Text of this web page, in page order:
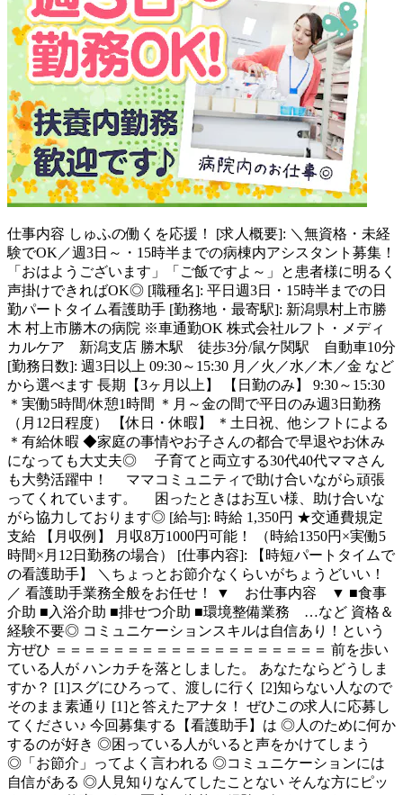
仕事内容 しゅふの働くを応援！ [求人概要]: ＼無資格・未経
験でOK／週3日～・15時半までの病棟内アシスタント募集！
「おはようございます」「ご飯ですよ～」と患者様に明るく
声掛けできればOK◎ [職種名]: 平日週3日・15時半までの日
勤パートタイム看護助手 [勤務地・最寄駅]: 新潟県村上市勝
木 村上市勝木の病院 ※車通勤OK 株式会社ルフト・メディ
カルケア 新潟支店 勝木駅 徒歩3分/鼠ケ関駅 自動車10分
[勤務日数]: 週3日以上 09:30～15:30 月／火／水／木／金 など
から選べます 長期【3ヶ月以上】 【日勤のみ】 9:30～15:30
＊実働5時間/休憩1時間 ＊月～金の間で平日のみ週3日勤務
（月12日程度） 【休日・休暇】 ＊土日祝、他シフトによる
＊有給休暇 ◆家庭の事情やお子さんの都合で早退やお休み
になっても大丈夫◎ 子育てと両立する30代40代ママさん
も大勢活躍中！ ママコミュニティで助け合いながら頑張
ってくれています。 困ったときはお互い様、助け合いな
がら協力しております◎ [給与]: 時給 1,350円 ★交通費規定
支給 【月収例】 月収8万1000円可能！ （時給1350円×実働5
時間×月12日勤務の場合） [仕事内容]: 【時短パートタイムで
の看護助手】 ＼ちょっとお節介なくらいがちょうどいい！
／ 看護助手業務全般をお任せ！ ▼ お仕事内容 ▼ ■食事
介助 ■入浴介助 ■排せつ介助 ■環境整備業務 …など 資格＆
経験不要◎ コミュニケーションスキルは自信あり！という
方ぜひ ＝＝＝＝＝＝＝＝＝＝＝＝＝＝＝＝＝＝＝ 前を歩い
ている人が ハンカチを落としました。 あなたならどうしま
すか？ [1]スグにひろって、渡しに行く [2]知らない人なので
そのまま素通り [1]と答えたアナタ！ ぜひこの求人に応募し
てください♪ 今回募集する【看護助手】は ◎人のために何か
するのが好き ◎困っている人がいると声をかけてしまう
◎「お節介」ってよく言われる ◎コミュニケーションには
自信がある ◎人見知りなんてしたことない そんな方にピッ